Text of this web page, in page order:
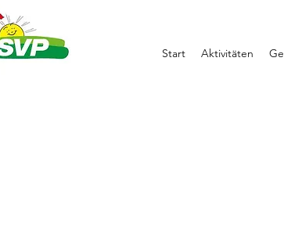
Start Aktivitäten